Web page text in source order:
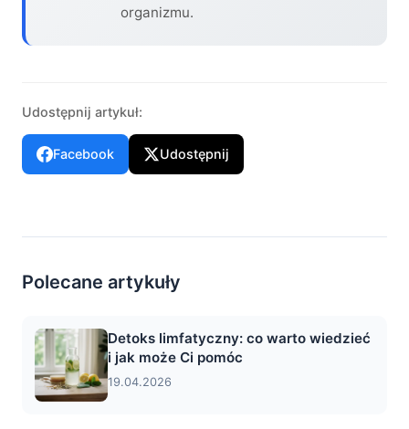
organizmu.
Udostępnij artykuł:
Facebook Udostępnij
Polecane artykuły
Detoks limfatyczny: co warto wiedzieć
i jak może Ci pomóc
19.04.2026